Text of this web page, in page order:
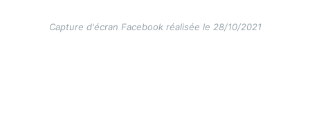
Capture d'écran Facebook réalisée le 28/10/2021